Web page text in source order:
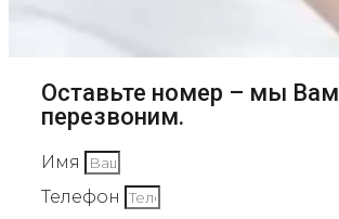
Оставьте номер – мы Вам
перезвоним.
Имя
Телефон